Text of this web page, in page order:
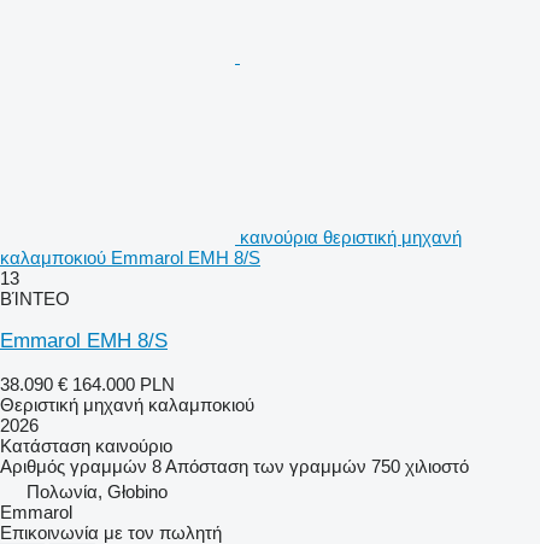
καινούρια θεριστική μηχανή
καλαμποκιού Emmarol EMH 8/S
13
ΒΊΝΤΕΟ
Emmarol EMH 8/S
38.090 € 164.000 PLN
Θεριστική μηχανή καλαμποκιού
2026
Κατάσταση καινούριο
Αριθμός γραμμών 8Απόσταση των γραμμών 750 χιλιοστό
Πολωνία, Głobino
Emmarol
Επικοινωνία με τον πωλητή